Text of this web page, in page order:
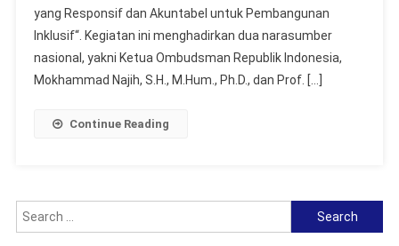
Strategi
Desentralisasi
Bersama
yang Responsif dan Akuntabel untuk Pembangunan
Inklusif“. Kegiatan ini menghadirkan dua narasumber
nasional, yakni Ketua Ombudsman Republik Indonesia,
Mokhammad Najih, S.H., M.Hum., Ph.D., dan Prof. […]
Continue Reading
Search
for: